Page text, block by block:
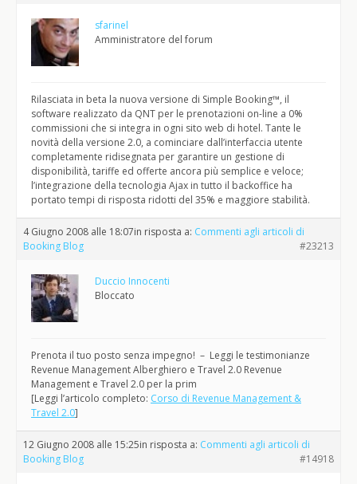
sfarinel
Amministratore del forum
Rilasciata in beta la nuova versione di Simple Booking™, il
software realizzato da QNT per le prenotazioni on-line a 0%
commissioni che si integra in ogni sito web di hotel. Tante le
novità della versione 2.0, a cominciare dall’interfaccia utente
completamente ridisegnata per garantire un gestione di
disponibilità, tariffe ed offerte ancora più semplice e veloce;
l’integrazione della tecnologia Ajax in tutto il backoffice ha
portato tempi di risposta ridotti del 35% e maggiore stabilità.
4 Giugno 2008 alle 18:07in risposta a: Commenti agli articoli di
Booking Blog
#23213
Duccio Innocenti
Bloccato
Prenota il tuo posto senza impegno! – Leggi le testimonianze
Revenue Management Alberghiero e Travel 2.0 Revenue
Management e Travel 2.0 per la prim
[Leggi l’articolo completo: Corso di Revenue Management &
Travel 2.0]
12 Giugno 2008 alle 15:25in risposta a: Commenti agli articoli di
Booking Blog
#14918